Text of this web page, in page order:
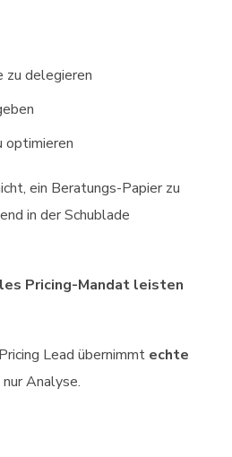
zu delegieren
optimieren
ein Beratungs-Papier zu
in der Schublade
Pricing-Mandat leisten
Lead übernimmt echte
Analyse.